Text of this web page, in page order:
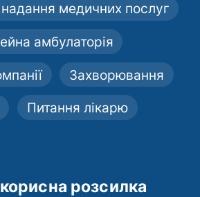
медичних послуг
амбулаторія
Захворювання
Питання лікарю
розсилка